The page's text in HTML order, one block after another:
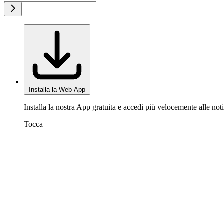
Installa la Web App
Installa la nostra App gratuita e accedi più velocemente alle
Tocca